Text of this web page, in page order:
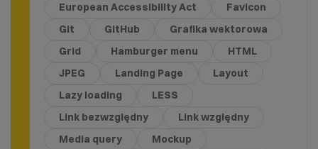
European Accessibility Act
Favicon
Git
GitHub
Grafika wektorowa
Grid
Hamburger menu
HTML
JPEG
Landing Page
Layout
Lazy loading
LESS
Link bezwzględny
Link względny
Media query
Mockup